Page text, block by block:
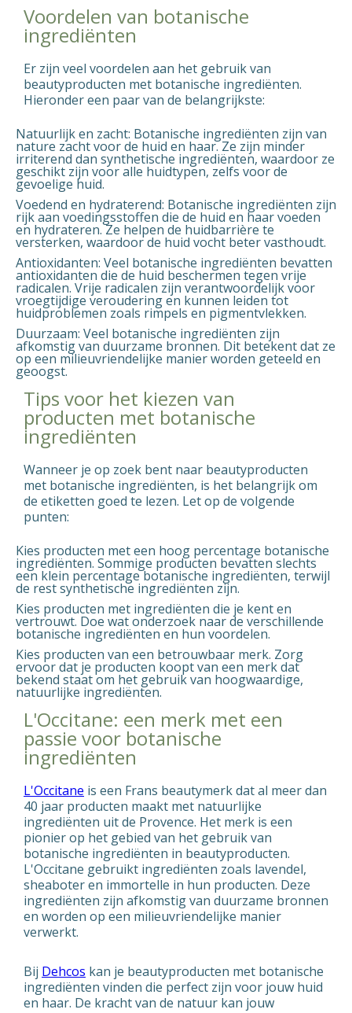
Voordelen van botanische
ingrediënten
Er zijn veel voordelen aan het gebruik van
beautyproducten met botanische ingrediënten.
Hieronder een paar van de belangrijkste:
Natuurlijk en zacht: Botanische ingrediënten zijn van
nature zacht voor de huid en haar. Ze zijn minder
irriterend dan synthetische ingrediënten, waardoor ze
geschikt zijn voor alle huidtypen, zelfs voor de
gevoelige huid.
Voedend en hydraterend: Botanische ingrediënten zijn
rijk aan voedingsstoffen die de huid en haar voeden
en hydrateren. Ze helpen de huidbarrière te
versterken, waardoor de huid vocht beter vasthoudt.
Antioxidanten: Veel botanische ingrediënten bevatten
antioxidanten die de huid beschermen tegen vrije
radicalen. Vrije radicalen zijn verantwoordelijk voor
vroegtijdige veroudering en kunnen leiden tot
huidproblemen zoals rimpels en pigmentvlekken.
Duurzaam: Veel botanische ingrediënten zijn
afkomstig van duurzame bronnen. Dit betekent dat ze
op een milieuvriendelijke manier worden geteeld en
geoogst.
Tips voor het kiezen van
producten met botanische
ingrediënten
Wanneer je op zoek bent naar beautyproducten
met botanische ingrediënten, is het belangrijk om
de etiketten goed te lezen. Let op de volgende
punten:
Kies producten met een hoog percentage botanische
ingrediënten. Sommige producten bevatten slechts
een klein percentage botanische ingrediënten, terwijl
de rest synthetische ingrediënten zijn.
Kies producten met ingrediënten die je kent en
vertrouwt. Doe wat onderzoek naar de verschillende
botanische ingrediënten en hun voordelen.
Kies producten van een betrouwbaar merk. Zorg
ervoor dat je producten koopt van een merk dat
bekend staat om het gebruik van hoogwaardige,
natuurlijke ingrediënten.
L'Occitane: een merk met een
passie voor botanische
ingrediënten
L'Occitane is een Frans beautymerk dat al meer dan
40 jaar producten maakt met natuurlijke
ingrediënten uit de Provence. Het merk is een
pionier op het gebied van het gebruik van
botanische ingrediënten in beautyproducten.
L'Occitane gebruikt ingrediënten zoals lavendel,
sheaboter en immortelle in hun producten. Deze
ingrediënten zijn afkomstig van duurzame bronnen
en worden op een milieuvriendelijke manier
verwerkt.
Bij Dehcos kan je beautyproducten met botanische
ingrediënten vinden die perfect zijn voor jouw huid
en haar. De kracht van de natuur kan jouw